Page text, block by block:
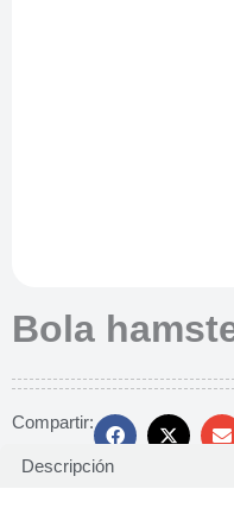
Bola
Compartir:
Descripción